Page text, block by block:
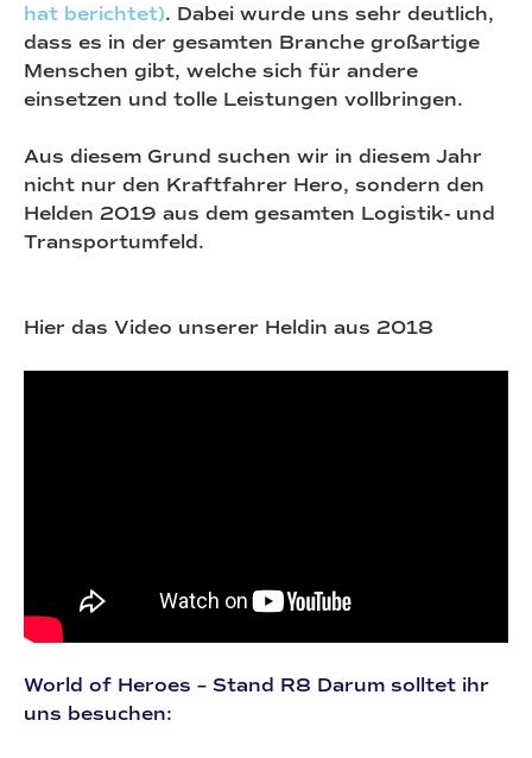
hat berichtet). Dabei wurde uns sehr deutlich,
dass es in der gesamten Branche großartige
Menschen gibt, welche sich für andere
einsetzen und tolle Leistungen vollbringen.
Aus diesem Grund suchen wir in diesem Jahr
nicht nur den Kraftfahrer Hero, sondern den
Helden 2019 aus dem gesamten Logistik- und
Transportumfeld.
Hier das Video unserer Heldin aus 2018
World of Heroes – Stand R8 Darum solltet ihr
uns besuchen: